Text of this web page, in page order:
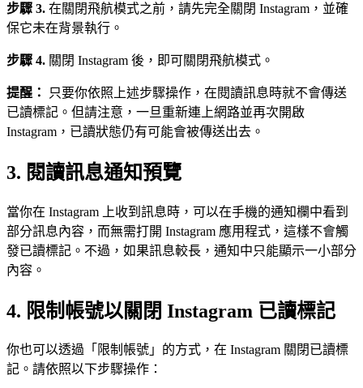
步驟 3. 在關閉飛航模式之前，請先完全關閉 Instagram，並確
保它未在背景執行。
步驟 4. 關閉 Instagram 後，即可關閉飛航模式。
提醒：
只要你依照上述步驟操作，在閱讀訊息時就不會傳送
已讀標記。但請注意，一旦重新連上網路並再次開啟
Instagram，已讀狀態仍有可能會被傳送出去。
3. 閱讀訊息通知預覽
當你在 Instagram 上收到訊息時，可以在手機的通知欄中看到
部分訊息內容，而無需打開 Instagram 應用程式，這樣不會觸
發已讀標記。不過，如果訊息較長，通知中只能顯示一小部分
內容。
4. 限制帳號以關閉 Instagram 已讀標記
你也可以透過「限制帳號」的方式，在 Instagram 關閉已讀標
記。請依照以下步驟操作：